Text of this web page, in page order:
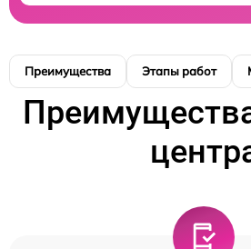
Преимущества Этапы работ